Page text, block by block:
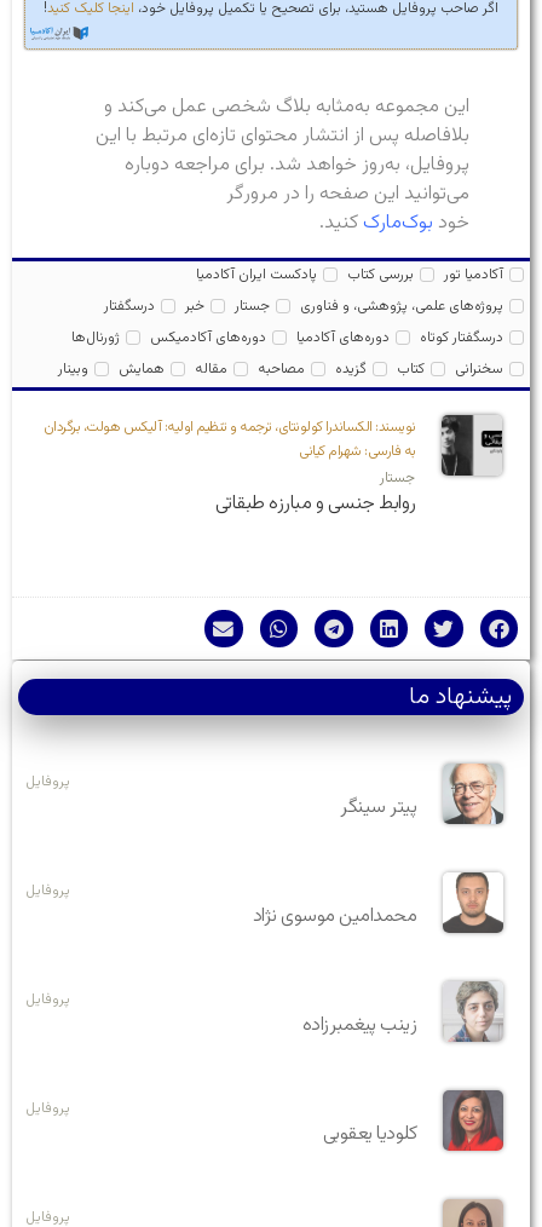
اگر صاحب پروفایل هستید، برای تصحیح یا تکمیل پروفایل خود، اینجا کلیک کنید!
این مجموعه به‌مثابه بلاگ شخصی عمل می‌کند و
بلافاصله پس از انتشار محتوای تازه‌ای مرتبط با این
پروفایل، به‌روز خواهد شد. برای مراجعه دوباره
می‌توانید این صفحه را در مرورگر
خود بوک‌مارککنید.
آکادمیا تور بررسی کتاب
پادکست ایران آکادمیا
پروژه‌های علمی، پژوهشی، و فناوری
جستار خبر
درسگفتار
درسگفتار کوتاه
دوره‌های آکادمیا دوره‌های آکادمیکس
ژورنال‌ها
سخنرانی
کتاب گزیده مصاحبه مقاله همایش وبینار
نویسند: الکساندرا کولونتای، ترجمه و تنظیم اولیه: آلیکس هولت، برگردان
به فارسی: شهرام کیانی
جستار
روابط جنسی و مبارزه طبقاتی
پیشنهاد ما
پروفایل
پیتر سینگر
پروفایل
محمدامین موسوی نژاد
پروفایل
زینب پیغمبرزاده
پروفایل
کلودیا یعقوبی
پروفایل